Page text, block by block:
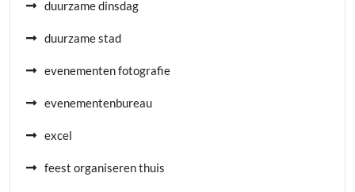
duurzame dinsdag
duurzame stad
evenementen fotografie
evenementenbureau
excel
feest organiseren thuis